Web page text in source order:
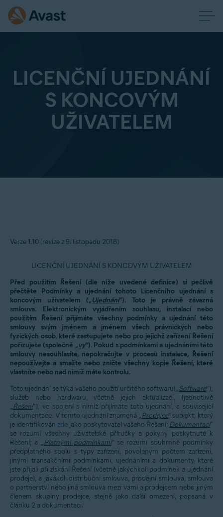
LICENČNÍ UJEDNÁNÍ
S KONCOVÝM
UŽIVATELEM
Verze 1.10 (revize z 9. listopadu 2018)
LICENČNÍ UJEDNÁNÍ S KONCOVÝM UŽIVATELEM
Před použitím Řešení (dle níže uvedené definice) si pečlivě
přečtěte Podmínky a ujednání tohoto Licenčního ujednání s
koncovým uživatelem („Ujednání“). Toto je právně závazná
smlouva. Elektronickým vyjádřením souhlasu, instalací nebo
použitím Řešení přijímáte všechny podmínky a ujednání této
smlouvy svým jménem a jménem všech právnických nebo
fyzických osob, které zastupujete nebo pro jejichž zařízení Řešení
pořizujete (společně „vy“). Pokud s podmínkami a ujednáními této
smlouvy nesouhlasíte, nepokračujte v procesu instalace, Řešení
nepoužívejte a smažte nebo zničte všechny kopie Řešení, které
vlastníte nebo nad nimiž máte kontrolu.
Toto ujednání se týká vašeho použití určitého softwaru(„Software”),
služeb nebo hardwaru, včetně jejich aktualizací, (jednotlivě
„Řešení“), ve spojení s nimiž přijímáte toto ujednání, a související
dokumentace. V tomto ujednání znamená „Prodejce“ subjekt, který
je identifikován zde jako poskytovatel vašeho Řešení; Dokumentací“
se rozumí všechny uživatelské příručky a pokyny poskytnuté k
Řešení; a „Platnými podmínkami“ se rozumí souhrnně podmínky
předplatného spolu s typy zařízení, povoleným počtem zařízení,
jinými transakčními podmínkami, ujednáními a dokumenty, které
jste přijali při získání Řešení (včetně jakýchkoli podmínek a ujednání
prodeje), a jakákoli distribuční smlouva, prodejní smlouva, smlouva
o partnerství nebo jiná smlouva mezi vámi a prodejcem nebo jiným
členem skupiny prodejce, stejně jako další omezení, popsaná v
článku 2 a dokumentaci.